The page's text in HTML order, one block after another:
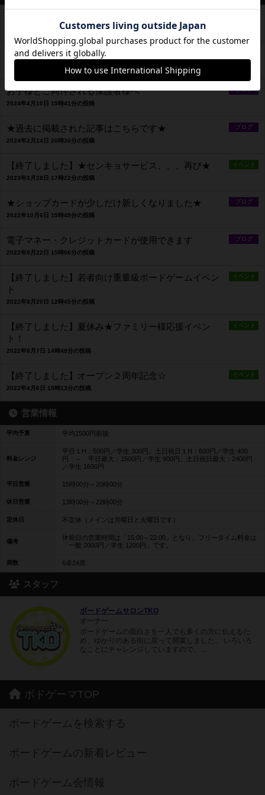
2024年4月29日 15時07分の投稿
飲食のお持ち込みとゴミについて
2024年4月29日 12時47分の投稿
ブログ
お子様とご同伴される保護者様へ
2024年4月10日 15時41分の投稿
ブログ
★過去に掲載された記事はこちらです★
2024年2月14日 20時36分の投稿
イベント
【終了しました】★センキョサービス、、、再び★
2023年3月28日 17時22分の投稿
ブログ
★ショップカードが少しだけ新しくなりました★
2022年10月6日 15時49分の投稿
ブログ
電子マネー・クレジットカードが使用できます
2022年9月22日 15時06分の投稿
イベント
【終了しました】若者向け重量級ボードゲームイベン
ト
2022年8月20日 12時45分の投稿
イベント
【終了しました】夏休み★ファミリー様応援イベン
ト！
2022年8月7日 14時48分の投稿
イベント
【終了しました】オープン２周年記念☆
2022年4月6日 15時13分の投稿
営業情報
平均予算 平均1500円前後
料金レンジ
平日１H：500円／学生 300円。土日祝日１H：600円／学生 400
円 ～ 平日最大：1500円／学生 900円。土日祝日最大：2400円
／学生 1600円
平日営業 15時00分～20時00分
休日営業 13時00分～22時00分
定休日 不定休（メインは月曜日と火曜日です）
備考
休前日の営業時間は「15:00～22:00」となり、フリータイム料金は
「一般 2000円／学生 1200円」です。
席数 6卓24席
スタッフ
ボードゲームサロンTKO
ボードゲームの面白さを一人でも多くの方に伝えるた
め、ゆかりのある街に戻って開業しました。 いろいろ
なことにチャレンジしていますので、...
ボドゲーマTOP
ボードゲームを検索する
ボードゲームの新着レビュー
ボードゲーム会情報